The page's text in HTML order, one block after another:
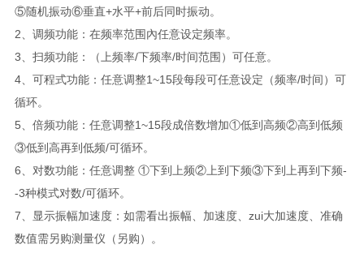
⑤随机振动⑥垂直+水平+前后同时振动。
2、调频功能：在频率范围內任意设定频率。
3、扫频功能：（上频率/下频率/时间范围）可任意。
4、可程式功能：任意调整1~15段每段可任意设定（频率/时间）可
循环。
5、倍频功能：任意调整1~15段成倍数增加①低到高频②高到低频
③低到高再到低频/可循环。
6、对数功能：任意调整 ①下到上频②上到下频③下到上再到下频-
-3种模式对数/可循环。
7、显示振幅加速度：如需看出振幅、加速度、zui大加速度、准确
数值需另购测量仪（另购）。